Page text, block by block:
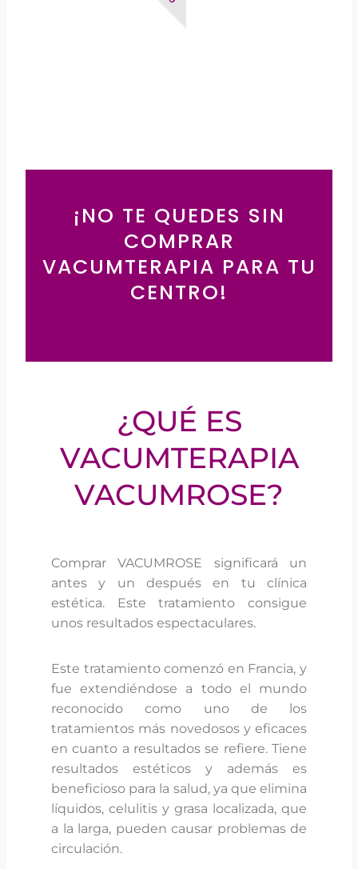
¡NO TE QUEDES SIN
COMPRAR
VACUMTERAPIA PARA TU
CENTRO!
¿QUÉ ES
VACUMTERAPIA
VACUMROSE?
Comprar VACUMROSE significará un
antes y un después en tu clínica
estética. Este tratamiento consigue
unos resultados espectaculares.
Este tratamiento comenzó en Francia, y
fue extendiéndose a todo el mundo
reconocido como uno de los
tratamientos más novedosos y eficaces
en cuanto a resultados se refiere. Tiene
resultados estéticos y además es
beneficioso para la salud, ya que elimina
líquidos, celulitis y grasa localizada, que
a la larga, pueden causar problemas de
circulación.